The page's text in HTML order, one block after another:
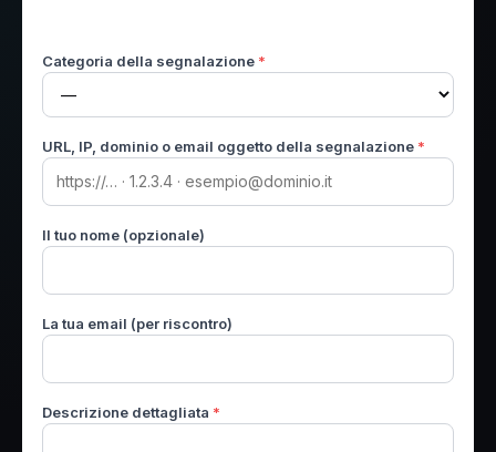
Categoria della segnalazione *
URL, IP, dominio o email oggetto della segnalazione *
Il tuo nome (opzionale)
La tua email (per riscontro)
Descrizione dettagliata *